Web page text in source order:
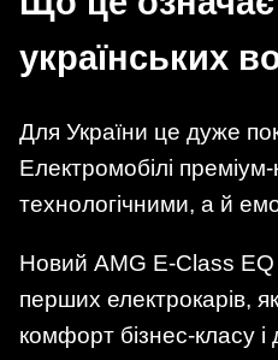
українських
Для України це дуже
Електромобілі
технологічними, а й
Новий AMG E-Class
перших електрокарів,
комфорт бізнес-класу